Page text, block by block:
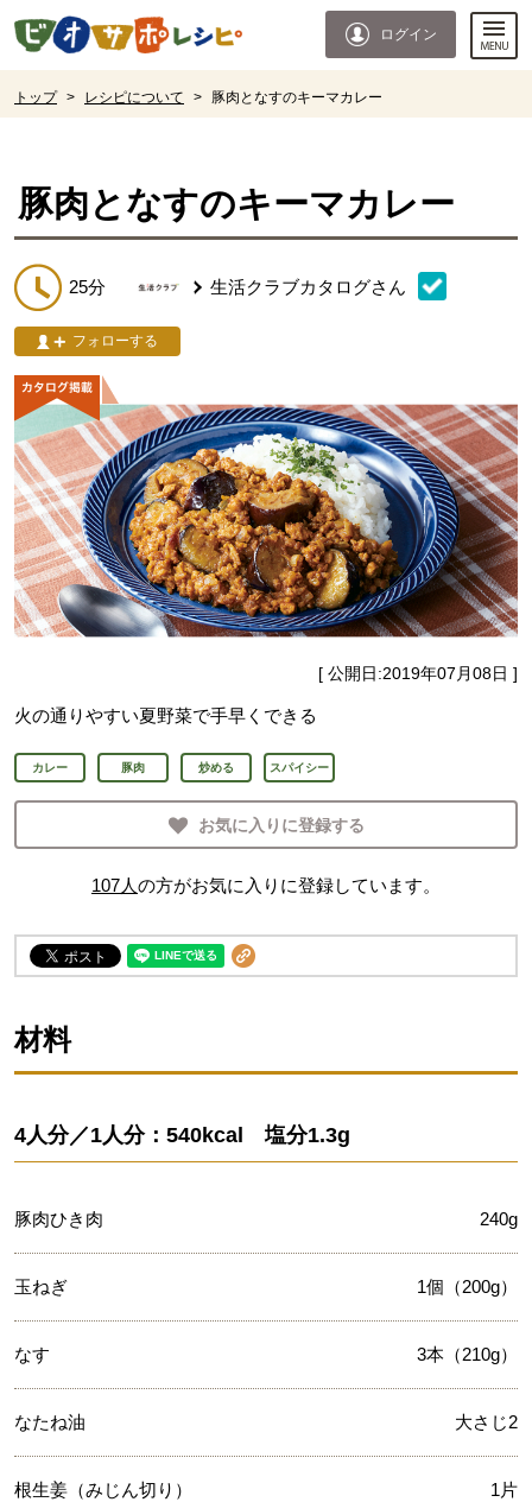
ページの先頭です。
ログイン
トップ > レシピについて > 豚肉となすのキーマカレー
豚肉となすのキーマカレー
25分 生活クラブカタログさん
フォローする
[ 公開日:2019年07月08日 ]
火の通りやすい夏野菜で手早くできる
カレー 豚肉 炒める スパイシー
お気に入りに登録する
107人の方がお気に入りに登録しています。
材料
4人分／1人分：540kcal 塩分1.3g
豚肉ひき肉 240g
玉ねぎ 1個（200g）
なす 3本（210g）
なたね油 大さじ2
根生姜（みじん切り） 1片